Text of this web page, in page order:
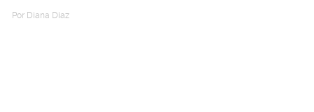
Por Diana Diaz